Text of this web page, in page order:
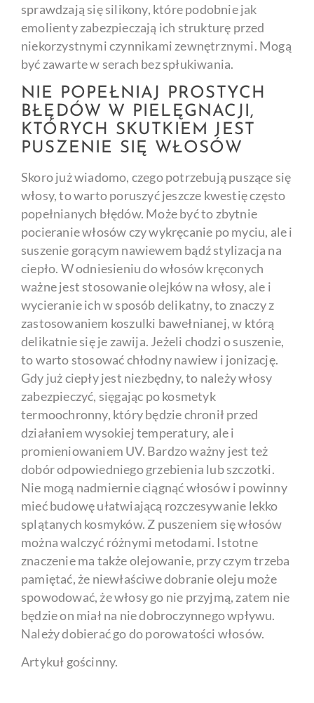
sprawdzają się silikony, które podobnie jak
emolienty zabezpieczają ich strukturę przed
niekorzystnymi czynnikami zewnętrznymi. Mogą
być zawarte w serach bez spłukiwania.
NIE POPEŁNIAJ PROSTYCH
BŁĘDÓW W PIELĘGNACJI,
KTÓRYCH SKUTKIEM JEST
PUSZENIE SIĘ WŁOSÓW
Skoro już wiadomo, czego potrzebują puszące się
włosy, to warto poruszyć jeszcze kwestię często
popełnianych błędów. Może być to zbytnie
pocieranie włosów czy wykręcanie po myciu, ale i
suszenie gorącym nawiewem bądź stylizacja na
ciepło. W odniesieniu do włosów kręconych
ważne jest stosowanie olejków na włosy, ale i
wycieranie ich w sposób delikatny, to znaczy z
zastosowaniem koszulki bawełnianej, w którą
delikatnie się je zawija. Jeżeli chodzi o suszenie,
to warto stosować chłodny nawiew i jonizację.
Gdy już ciepły jest niezbędny, to należy włosy
zabezpieczyć, sięgając po kosmetyk
termoochronny, który będzie chronił przed
działaniem wysokiej temperatury, ale i
promieniowaniem UV. Bardzo ważny jest też
dobór odpowiedniego grzebienia lub szczotki.
Nie mogą nadmiernie ciągnąć włosów i powinny
mieć budowę ułatwiającą rozczesywanie lekko
splątanych kosmyków. Z puszeniem się włosów
można walczyć różnymi metodami. Istotne
znaczenie ma także olejowanie, przy czym trzeba
pamiętać, że niewłaściwe dobranie oleju może
spowodować, że włosy go nie przyjmą, zatem nie
będzie on miał na nie dobroczynnego wpływu.
Należy dobierać go do porowatości włosów.
Artykuł gościnny.